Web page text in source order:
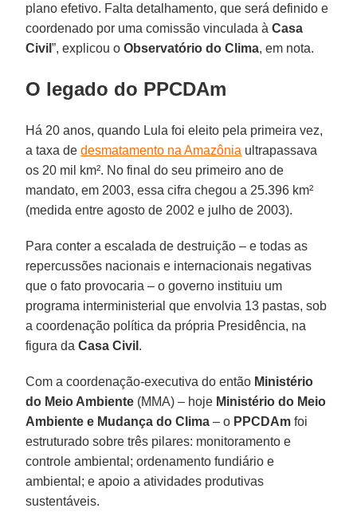
plano efetivo. Falta detalhamento, que será definido e
coordenado por uma comissão vinculada àCasa
Civil”, explicou oObservatório do Clima, em nota.
O legado do PPCDAm
Há 20 anos, quando Lula foi eleito pela primeira vez,
a taxa dedesmatamento na Amazônia ultrapassava
os 20 mil km². No final do seu primeiro ano de
mandato, em 2003, essa cifra chegou a 25.396 km²
(medida entre agosto de 2002 e julho de 2003).
Para conter a escalada de destruição – e todas as
repercussões nacionais e internacionais negativas
que o fato provocaria – o governo instituiu um
programa interministerial que envolvia 13 pastas, sob
a coordenação política da própria Presidência, na
figura daCasa Civil .
Com a coordenação-executiva do então Ministério
do Meio Ambiente (MMA) – hoje Ministério do Meio
Ambiente e Mudança do Clima – o PPCDAm foi
estruturado sobre três pilares: monitoramento e
controle ambiental; ordenamento fundiário e
ambiental; e apoio a atividades produtivas
sustentáveis.